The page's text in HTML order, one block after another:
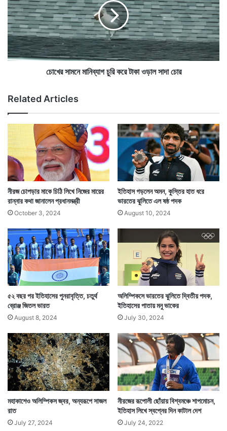
এদিন নীরজকে কিন্তু ততটা ছন্দেও মনে হয়নি। খারাপ থ্রো
করেন। একাধিক থ্রো লাল পতাকা দেখে। তবে একটা ভাল থ্রো
করেন। ছোঁড়েন ৮৯.৪৫ মিটার। আর সেটাই তাঁকে জিইয়ে রাখে
নাদিমের পর তাঁর ওই থ্রোটাই সেরা হল। রূপোর পদক পেয়েই
সন্তুষ্ট থাকতে হল টোকিও অলিম্পিকসে সোনা জয়ী নীরজ
চোপড়াকে।
ক্ষা
র
ম্যা
জি
ক
,
দ্য
আ
বি
ষ্কা
র
বি
জ্ঞা
নী
দে
র
সা
ম
নে
মা
নি
ব্যা
ক
রে
টা
কা
ও
ড়া
ল
সা
দা
চো
র
চোখের সামনে মানিব্যাগ চুরি করে টাকা ওড়াল সাদা চোর
Related Articles
নীরজ চোপড়ার মাকে চিঠি লিখে নিজের মায়ের
রান্নার কথা জানালেন প্রধানমন্ত্রী
October 3, 2024
ইতিহাস গড়লেন অমন, কুস্তির হাত ধরে
ভারতের ঝুলিতে এল ষষ্ঠ পদক
August 10, 2024
৫২ বছর পর ইতিহাসের পুনরাবৃত্তি, চতুর্থ
ব্রোঞ্জ জিতল ভারত
August 8, 2024
অলিম্পিকসে ভারতের ঝুলিতে দ্বিতীয় পদক,
ইতিহাসের পাতায় মনু ভাকের
July 30, 2024
মহাকাশেও অলিম্পিকস জ্বর, অন্যরূপে সাজল
রাত
July 27, 2024
নীরজের রূপোলী ছোঁয়ায় বিশ্বমঞ্চে শাপমোচন,
ইতিহাস লিখে স্বপ্নের দিন কাটাল দেশ
July 24, 2022